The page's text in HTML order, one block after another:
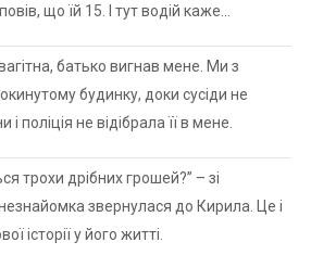
що їй 15. І тут водій каже…
батько вигнав мене. Ми з
будинку, доки сусіди не
поліція не відібрала її в мене.
трохи дрібних грошей?” – зі
звернулася до Кирила. Це і
історії у його житті.